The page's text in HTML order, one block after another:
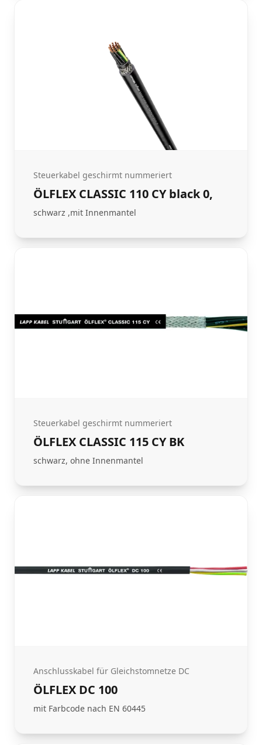
Steuerkabel geschirmt nummeriert
ÖLFLEX CLASSIC 110 CY black 0,
schwarz ,mit Innenmantel
Steuerkabel geschirmt nummeriert
ÖLFLEX CLASSIC 115 CY BK
schwarz, ohne Innenmantel
Anschlusskabel für Gleichstomnetze DC
ÖLFLEX DC 100
mit Farbcode nach EN 60445